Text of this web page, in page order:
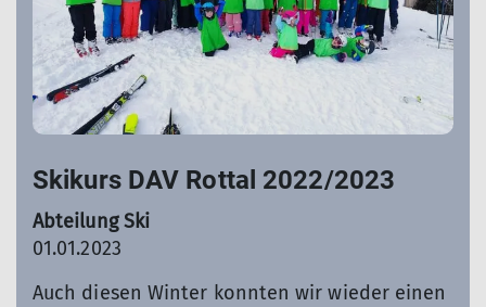
Skikurs DAV Rottal 2022/2023
Abteilung Ski
01.01.2023
Auch diesen Winter konnten wir wieder einen